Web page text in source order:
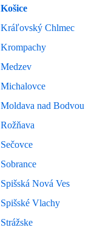
Košice
Kráľovský Chlmec
Krompachy
Medzev
Michalovce
Moldava nad Bodvou
Rožňava
Sečovce
Sobrance
Spišská Nová Ves
Spišské Vlachy
Strážske